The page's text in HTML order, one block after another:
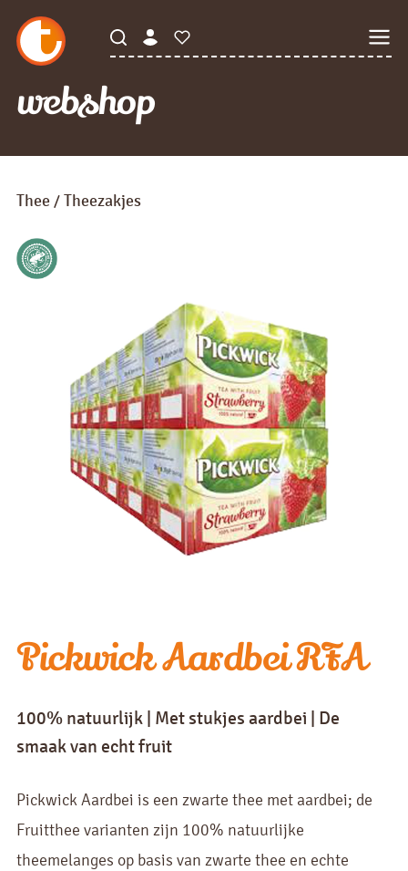
webshop
Thee / Theezakjes
Pickwick Aardbei RFA
100% natuurlijk | Met stukjes aardbei | De
smaak van echt fruit
Pickwick Aardbei is een zwarte thee met aardbei; de
Fruitthee varianten zijn 100% natuurlijke
theemelanges op basis van zwarte thee en echte